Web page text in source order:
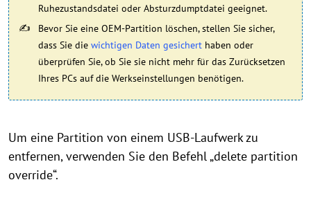
Ruhezustandsdatei oder Absturzdumptdatei geeignet.
Bevor Sie eine OEM-Partition löschen, stellen Sie sicher,
dass Sie die wichtigen Daten gesichert haben oder
überprüfen Sie, ob Sie sie nicht mehr für das Zurücksetzen
Ihres PCs auf die Werkseinstellungen benötigen.
Um eine Partition von einem USB-Laufwerk zu
entfernen, verwenden Sie den Befehl „delete partition
override“.